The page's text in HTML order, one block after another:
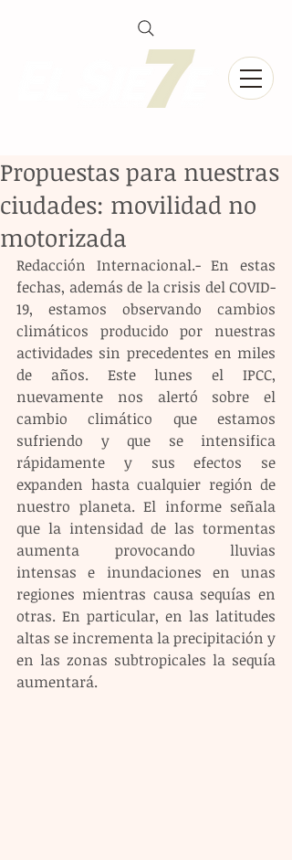
Propuestas para nuestras
ciudades: movilidad no
motorizada
Redacción Internacional.- En estas
fechas, además de la crisis del COVID-
19, estamos observando cambios
climáticos producido por nuestras
actividades sin precedentes en miles
de años. Este lunes el IPCC,
nuevamente nos alertó sobre el
cambio climático que estamos
sufriendo y que se intensifica
rápidamente y sus efectos se
expanden hasta cualquier región de
nuestro planeta. El informe señala
que la intensidad de las tormentas
aumenta provocando lluvias
intensas e inundaciones en unas
regiones mientras causa sequías en
otras. En particular, en las latitudes
altas se incrementa la precipitación y
en las zonas subtropicales la sequía
aumentará.